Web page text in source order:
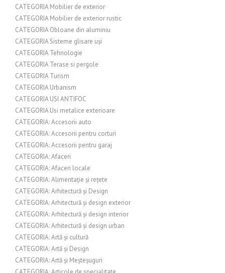
CATEGORIA Mobilier de exterior
CATEGORIA Mobilier de exterior rustic
CATEGORIA Obloane din aluminiu
CATEGORIA Sisteme glisare uși
CATEGORIA Tehnologie
CATEGORIA Terase si pergole
CATEGORIA Turism
CATEGORIA Urbanism
CATEGORIA USI ANTIFOC
CATEGORIA Usi metalice exterioare
CATEGORIA: Accesorii auto
CATEGORIA: Accesorii pentru corturi
CATEGORIA: Accesorii pentru garaj
CATEGORIA: Afaceri
CATEGORIA: Afaceri locale
CATEGORIA: Alimentație și rețete
CATEGORIA: Arhitectură și Design
CATEGORIA: Arhitectură și design exterior
CATEGORIA: Arhitectură și design interior
CATEGORIA: Arhitectură și design urban
CATEGORIA: Artă și cultură
CATEGORIA: Artă și Design
CATEGORIA: Artă și Meșteșuguri